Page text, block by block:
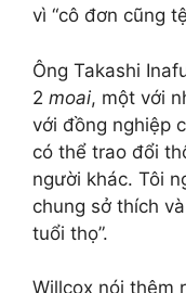
vì “cô đơn cũng
Ông Takashi
2 moai, một với
với đồng nghiệp
có thể trao đổi
người khác. Tôi
chung sở thích
tuổi thọ”.
Willcox nói thêm